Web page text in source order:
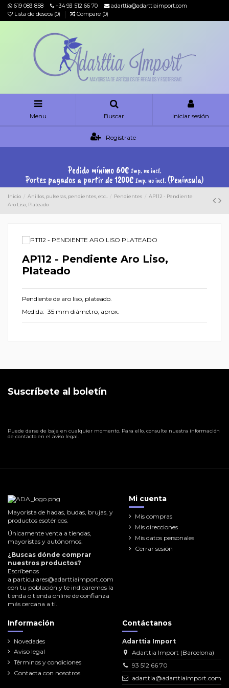
619 083 858 +34 93 512 66 70
adarttia@adarttiaimport.com
Lista de deseos (0) Compare (0)
Menu Buscar Iniciar sesión
Regístrate
Pedido mínimo 60€ Imp. no incl.
Portes pagados a partir de 1200€ Imp. no incl. (Península)
Inicio Anillos, pulseras, pendientes, etc.. Pendientes
AP112 - Pendiente
Aro Liso, Plateado
AP112 - Pendiente Aro Liso,
Plateado
Pendiente de aro liso, plateado.
Medida: 35 mm diámetro, aprox.
Suscríbete al boletín
Puede darse de baja en cualquier momento. Para ello, consulte nuestra información
de contacto en el aviso legal.
Mayorista de hadas, budas, brujas, y
productos esotéricos.
Únicamente venta a tiendas,
mayoristas y autónomos.
¿Buscas dónde comprar
nuestros productos?
Escríbenos
a particulares@adarttiaimport.com
con tu población y te indicaremos la
tienda o tienda online de confianza
más cercana a ti.
Mi cuenta
Mis compras
Mis direcciones
Mis datos personales
Cerrar sesión
Información
Novedades
Aviso legal
Términos y condiciones
Contacta con nosotros
Contáctanos
Adarttia Import
Adarttia Import (Barcelona)
93 512 66 70
adarttia@adarttiaimport.com